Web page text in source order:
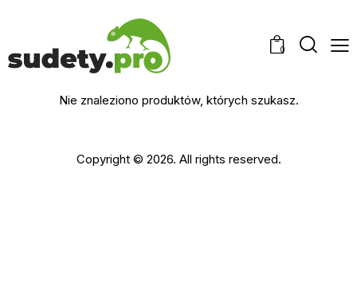
0
Nie znaleziono produktów, których szukasz.
Copyright © 2026. All rights reserved.